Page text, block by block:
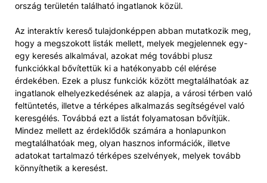
ország területén található ingatlanok közül.
Az interaktív kereső tulajdonképpen abban mutatkozik meg,
hogy a megszokott listák mellett, melyek megjelennek egy-
egy keresés alkalmával, azokat még további plusz
funkciókkal bővítettük ki a hatékonyabb cél elérése
érdekében. Ezek a plusz funkciók között megtalálhatóak az
ingatlanok elhelyezkedésének az alapja, a városi térben való
feltüntetés, illetve a térképes alkalmazás segítségével való
keresgélés. Továbbá ezt a listát folyamatosan bővítjük.
Mindez mellett az érdeklődők számára a honlapunkon
megtalálhatóak meg, olyan hasznos információk, illetve
adatokat tartalmazó térképes szelvények, melyek tovább
könnyíthetik a keresést.